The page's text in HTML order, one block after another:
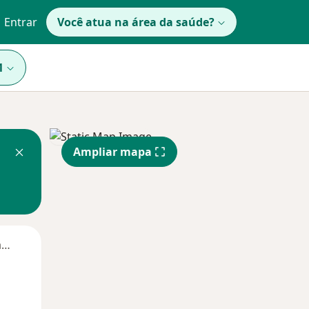
Entrar Você atua na área da saúde?
Segunda-feira
Ampliar mapa